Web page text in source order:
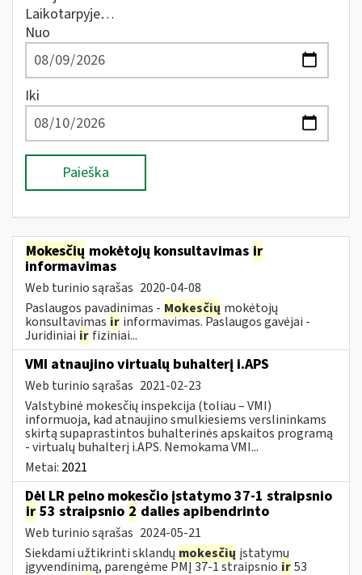
Laikotarpyje…
Nuo
Iki
Paieška
Mokesčių mokėtojų konsultavimas ir
informavimas
Web turinio sąrašas 2020-04-08
Paslaugos pavadinimas - Mokesčių mokėtojų
konsultavimas ir informavimas. Paslaugos gavėjai -
Juridiniai ir fiziniai...
VMI atnaujino virtualų buhalterį i.APS
Web turinio sąrašas 2021-02-23
Valstybinė mokesčių inspekcija (toliau – VMI)
informuoja, kad atnaujino smulkiesiems verslininkams
skirtą supaprastintos buhalterinės apskaitos programą
- virtualų buhalterį i.APS. Nemokama VMI...
Metai: 2021
Dėl LR pelno mokesčio įstatymo 37-1 straipsnio
ir 53 straipsnio 2 dalies apibendrinto
Web turinio sąrašas 2024-05-21
Siekdami užtikrinti sklandų mokesčių įstatymų
įgyvendinimą, parengėme PMĮ 37-1 straipsnio ir53